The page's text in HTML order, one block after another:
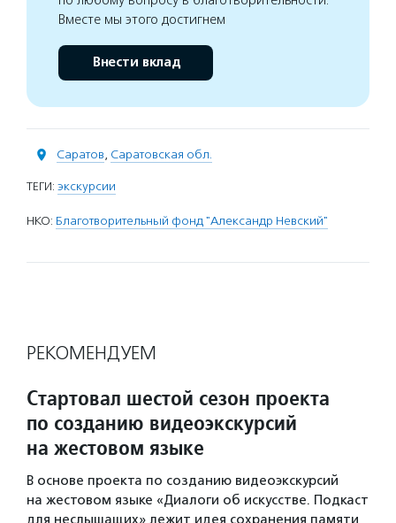
Вместе мы этого достигнем
Внести вклад
Саратов, Саратовская обл.
ТЕГИ: экскурсии
НКО: Благотворительный фонд "Александр Невский"
РЕКОМЕНДУЕМ
Стартовал шестой сезон проекта
по созданию видеоэкскурсий
на жестовом языке
В основе проекта по созданию видеоэкскурсий
на жестовом языке «Диалоги об искусстве. Подкаст
для неслышащих» лежит идея сохранения памяти